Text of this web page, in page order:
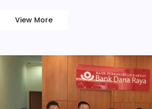
View More